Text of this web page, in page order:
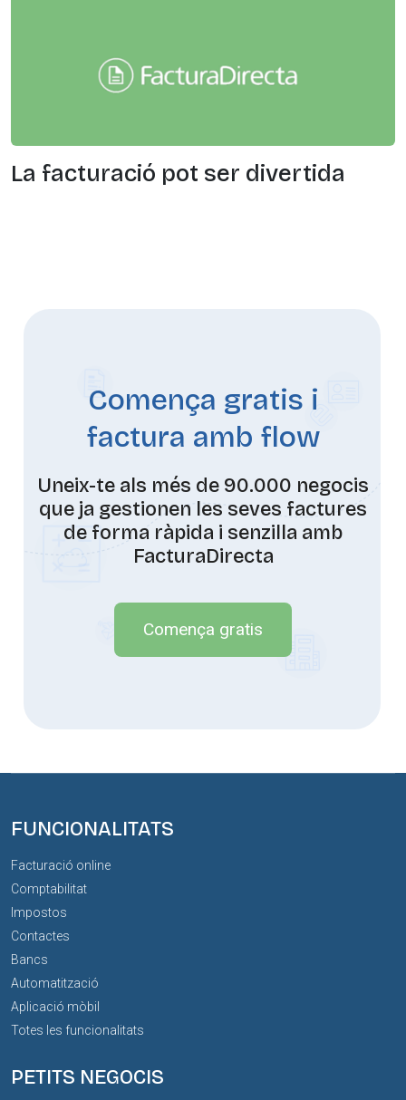
La facturació pot ser divertida
Comença gratis i
factura amb flow
Uneix-te als més de 90.000 negocis
que ja gestionen les seves factures
de forma ràpida i senzilla amb
FacturaDirecta
Comença gratis
FUNCIONALITATS
Facturació online
Comptabilitat
Impostos
Contactes
Bancs
Automatització
Aplicació mòbil
Totes les funcionalitats
PETITS NEGOCIS